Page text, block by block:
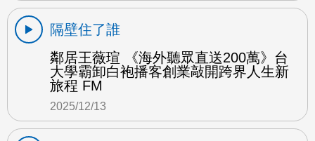
隔壁住了誰
鄰居王薇瑄 《海外聽眾直送200萬》台
大學霸卸白袍播客創業敲開跨界人生新
旅程 FM
2025/12/13